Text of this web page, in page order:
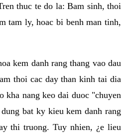
thuc te do la: Bam sinh, thoi
tam ly, hoac bi benh man tinh,
kem danh rang thang vao dau
thoi cac day than kinh tai dia
kha nang keo dai duoc "chuyen
bat ky kieu kem danh rang
thi truong. Tuy nhien, ¿e lieu